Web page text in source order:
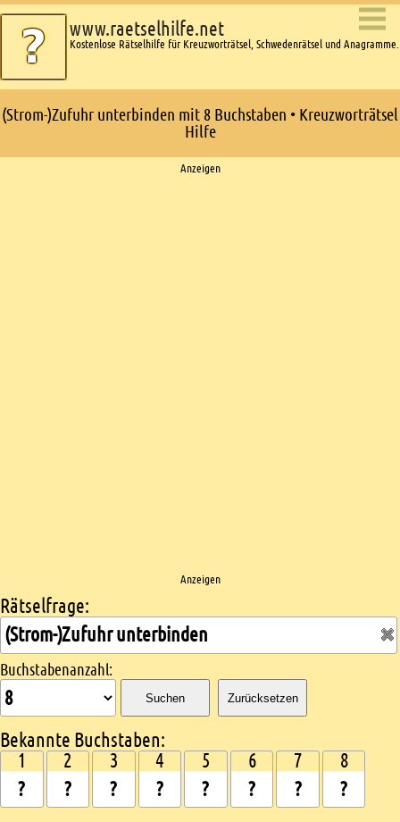
www.raetselhilfe.net
Kostenlose Rätselhilfe für Kreuzworträtsel, Schwedenrätsel und Anagramme.
(Strom-)Zufuhr unterbinden mit 8 Buchstaben • Kreuzworträtsel
Hilfe
Anzeigen
Anzeigen
Kreuzworträtsel suchen
Rätselfrage:
Buchstabenanzahl:
Suchen Zurücksetzen
Bekannte Buchstaben:
1 2 3 4 5 6 7 8